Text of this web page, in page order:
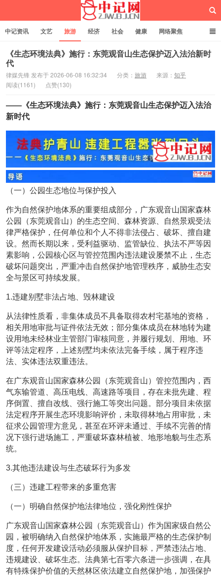
中记网
中记资讯 文艺 旅游 经济 社会 健康 网络聚焦
企业管理 网站建设 记者专栏 独立页面 服务 诚聘英才
《生态环境法典》施行：东莞观音山生态保护迈入法治新时
代
律媒先锋 发布于 2026-06-08 16:32:34 分类： 旅游 来源： 知乎
阅读(1161)
点赞(130)
——《生态环境法典》施行：东莞观音山生态保护迈入法治
新时代
（一）公园生态地位与保护投入
作为自然保护地体系的重要组成部分，广东观音山国家森林
公园（东莞观音山）的生态空间、森林资源、自然景观受法
律严格保护，任何单位和个人不得非法侵占、破坏、擅自建
设。然而长期以来，受利益驱动、监管缺位、执法不严等因
素影响，公园核心区与管控范围内违法建设屡禁不止，生态
破坏问题突出，严重冲击自然保护地管理秩序，威胁生态安
全与景区可持续发展。
1.违建别墅非法占地、毁林建设
从法律性质看，非集体成员不具备取得农村宅基地的资格，
相关用地审批与证件依法无效；部分集体成员在林地转为建
设用地未经林业主管部门审核同意，并履行规划、用地、环
评等法定程序，上述别墅均未依法完备手续，属于程序违
法、实体违法双重违法。
在广东观音山国家森林公园（东莞观音山）管控范围内，西
气东输管道、高压电线、高速路等项目，存在未批先建、程
序倒置、擅自改线、强行施工等突出问题。部分项目未依据
法定程序开展生态环境影响评价，未取得林地占用审批，未
征求公园管理方意见，甚至在环评未通过、手续不完善的情
况下强行进场施工，严重破坏森林植被、地形地貌与生态系
统。
3.其他违法建设与生态破坏行为多发
（三）违建工程带来的多重危害
（一）明确自然保护地法律地位，强化刚性保护
广东观音山国家森林公园（东莞观音山）作为国家级自然公
园，被明确纳入自然保护地体系，实施最严格的生态保护制
度，任何开发建设活动必须服从保护目标，严禁违法占地、
违规建设、破坏生态。法典第七百零六条进一步强调，在具
有特殊保护价值的天然林区依法建立自然保护地，加强保护